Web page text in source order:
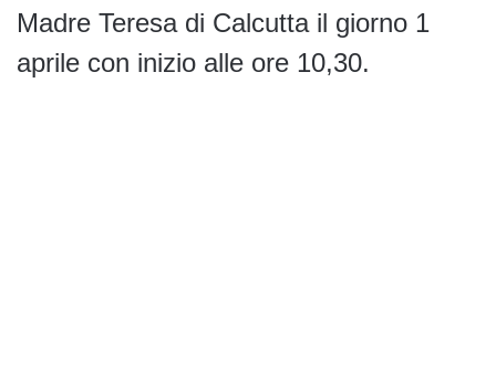
Madre Teresa di Calcutta il giorno 1
aprile con inizio alle ore 10,30.